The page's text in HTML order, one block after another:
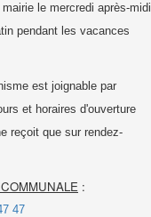
le mercredi après-midi
pendant les vacances
est joignable par
et horaires d'ouverture
reçoit que sur rendez-
:
47